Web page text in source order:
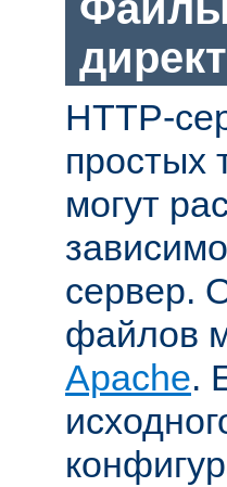
HTTP-
простых
могут
сервер.
файлов
Apache.